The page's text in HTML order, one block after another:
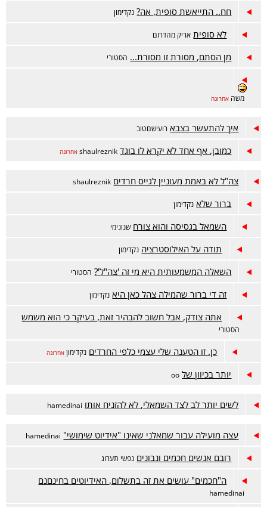
חח.. התייאשת סופית, אה? נקדימון
לא סופית אריק מהדרום
מן הסתם, מסורת זו מסורת... הסטורי
משה אחרונה
איך להתעשר בצבא רועישםטוב
כמובן, אף אחד לא יקרא לו בוגד shaulreznik אחרונה
צה"ל לא באמת מעוניין לגייס חרדים shaulreznik
ברור שלא נקדימון
השמאל בגסיסה והוא צורח שנונימי
תודה על האילוסטרציה נקדימון
השאלה המשמעותית היא מי זה 'צה"ל'? הסטורי
זה די ברור שהמילה צהל כאן היא נקדימון
אתה צודק, אבל חשוב להבהיר זאת, בעיקר כי הוא משמש
הסטורי
כן. זו הטענה שלי עצמי כלפי החרדים נקדימון אחרונה
יותר בכיוון של oo
לשים יותר לב לצד השמאלי, לא להזניח אותו hamedinai
עצה מועילה עבור שמאלני שאינו "אידיוט שימושי" hamedinai
רובם אנשים חכמים ונבונים נפשי תערוג
ה"חכמים" עושים את זה בתשלום, האידיוטים בחינםנם
hamedinai